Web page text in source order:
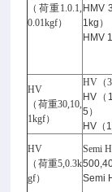
（荷重1.0.1,
0.01kgf）
HMV
1kg）
HMV
HV
（荷重30,10,
1kgf）
HV （
HV（
5）
HV（
HV
（荷重5,0.3k
gf）
Semi
Semi